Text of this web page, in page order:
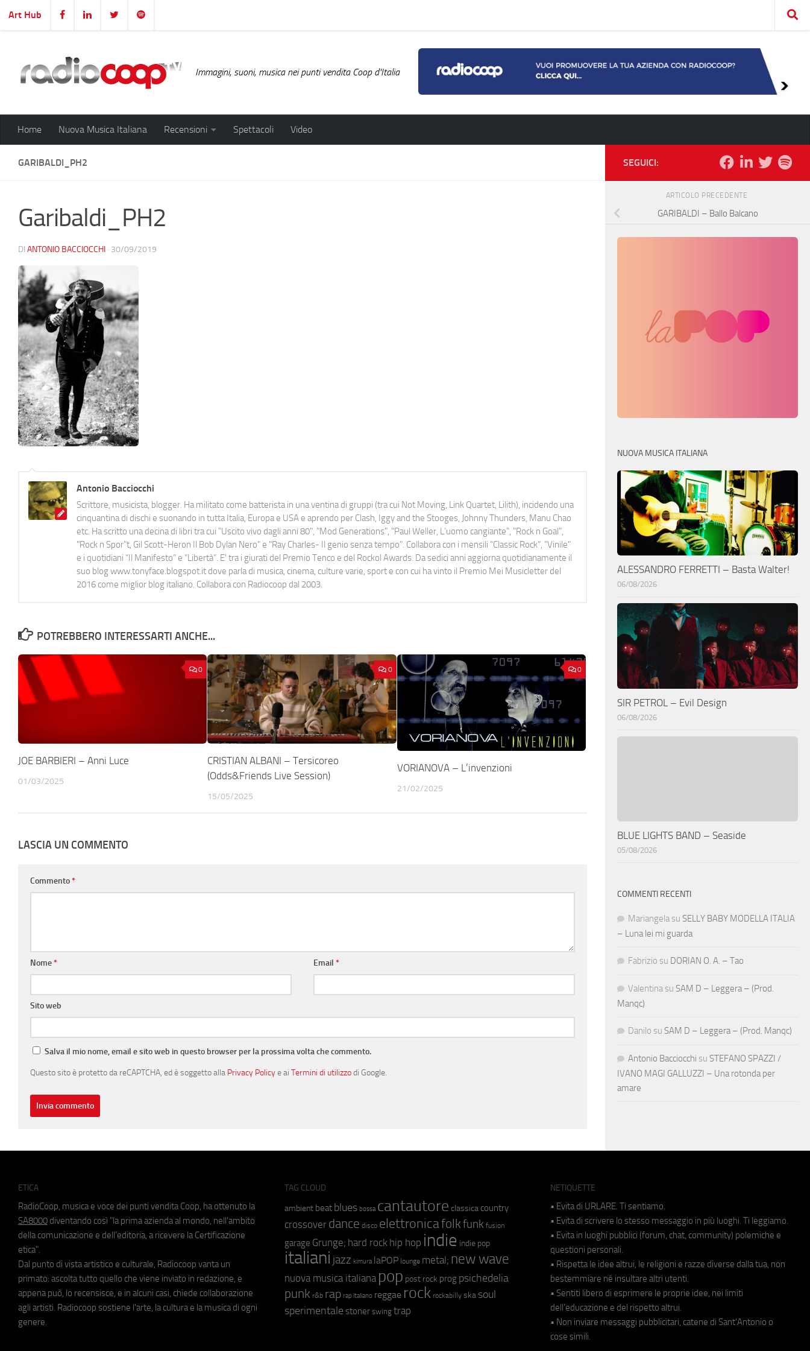
Salta al contenuto
Art Hub
Immagini, suoni, musica nei punti vendita Coop d'Italia
Home Nuova Musica Italiana Recensioni Spettacoli Video
GARIBALDI_PH2
Garibaldi_PH2
DI ANTONIO BACCIOCCHI · 30/09/2019
Antonio Bacciocchi
Scrittore, musicista, blogger. Ha militato come batterista in una ventina di gruppi (tra cui Not Moving, Link Quartet, Lilith), incidendo una
cinquantina di dischi e suonando in tutta Italia, Europa e USA e aprendo per Clash, Iggy and the Stooges, Johnny Thunders, Manu Chao
etc. Ha scritto una decina di libri tra cui "Uscito vivo dagli anni 80", "Mod Generations", "Paul Weller, L’uomo cangiante", "Rock n Goal",
"Rock n Spor"t, Gil Scott-Heron Il Bob Dylan Nero" e "Ray Charles- Il genio senza tempo". Collabora con i mensili “Classic Rock”, "Vinile"
e i quotidiani “Il Manifesto” e “Libertà”. E' tra i giurati del Premio Tenco e del Rockol Awards. Da sedici anni aggiorna quotidianamente il
suo blog www.tonyface.blogspot.it dove parla di musica, cinema, culture varie, sport e con cui ha vinto il Premio Mei Musicletter del
2016 come miglior blog italiano. Collabora con Radiocoop dal 2003.
POTREBBERO INTERESSARTI ANCHE...
0
JOE BARBIERI – Anni Luce
01/03/2025
0
CRISTIAN ALBANI – Tersicoreo
(Odds&Friends Live Session)
15/05/2025
0
VORIANOVA – L’invenzioni
21/02/2025
LASCIA UN COMMENTO
Commento*
Nome* Email*
Sito web
Salva il mio nome, email e sito web in questo browser per la prossima volta che commento.
Questo sito è protetto da reCAPTCHA, ed è soggetto alla Privacy Policye ai Termini di utilizzodi Google.
SEGUICI:
ARTICOLO PRECEDENTE
GARIBALDI – Ballo Balcano
NUOVA MUSICA ITALIANA
ALESSANDRO FERRETTI – Basta Walter!
06/08/2026
SIR PETROL – Evil Design
06/08/2026
BLUE LIGHTS BAND – Seaside
05/08/2026
COMMENTI RECENTI
Mariangela su SELLY BABY MODELLA ITALIA
– Luna lei mi guarda
Fabrizio su DORIAN O. A. – Tao
Valentina su SAM D – Leggera – (Prod.
Manqc)
Danilo su SAM D – Leggera – (Prod. Manqc)
Antonio Bacciocchi su STEFANO SPAZZI /
IVANO MAGI GALLUZZI – Una rotonda per
amare
ETICA
RadioCoop, musica e voce dei punti vendita Coop, ha ottenuto la
SA8000 diventando così "la prima azienda al mondo, nell'ambito
della comunicazione e dell'editoria, a ricevere la Certificazione
etica".
Dal punto di vista artistico e culturale, Radiocoop vanta un
primato: ascolta tutto quello che viene inviato in redazione, e
appena può, lo recensisce, e in alcuni casi, chiede collaborazione
agli artisti. Radiocoop sostiene l'arte, la cultura e la musica di ogni
genere.
TAG CLOUD
ambient beat blues bossa cantautore classica country
crossover dance disco elettronicafolkfunk fusion
garage Grunge; hard rock hip hop indie indie pop
italiani jazz kimura laPOP lounge metal; new wave
nuova musica italiana pop post rock prog psichedelia
punk r&b rap rap italiano reggae rock rockabilly ska soul
sperimentale stoner swing trap
NETIQUETTE
• Evita di URLARE. Ti sentiamo.
• Evita di scrivere lo stesso messaggio in più luoghi. Ti leggiamo.
• Evita in luoghi pubblici (forum, chat, community) polemiche e
questioni personali.
• Rispetta le idee altrui, le religioni e razze diverse dalla tua, non
bestemmiare né insultare altri utenti.
• Sentiti libero di esprimere le proprie idee, nei limiti
dell'educazione e del rispetto altrui.
• Non inviare messaggi pubblicitari, catene di Sant'Antonio o
cose simili.